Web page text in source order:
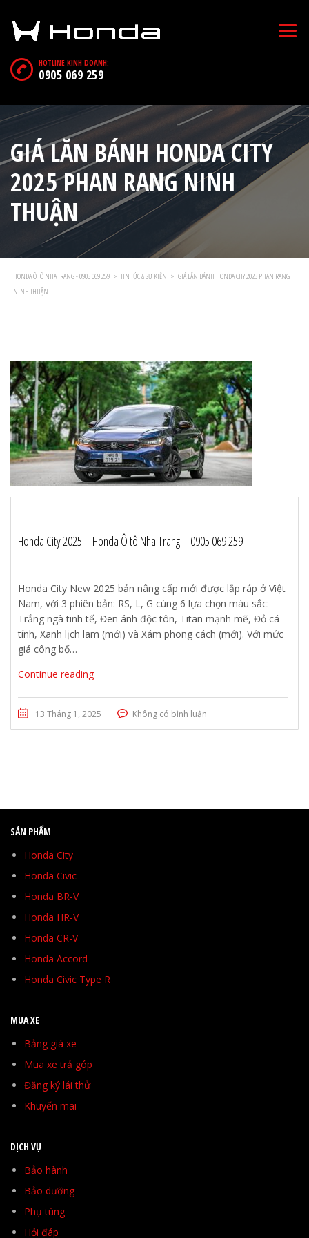
HOTLINE KINH DOANH:
0905 069 259
GIÁ LĂN BÁNH HONDA CITY
2025 PHAN RANG NINH
THUẬN
HONDA Ô TÔ NHA TRANG - 0905 069 259 > TIN TỨC & SỰ KIỆN > GIÁ LĂN BÁNH HONDA CITY 2025 PHAN RANG
NINH THUẬN
Honda City 2025 – Honda Ô tô Nha Trang – 0905 069 259
Honda City New 2025 bản nâng cấp mới được lắp ráp ở Việt
Nam, với 3 phiên bản: RS, L, G cùng 6 lựa chọn màu sắc:
Trắng ngà tinh tế, Đen ánh độc tôn, Titan mạnh mẽ, Đỏ cá
tính, Xanh lịch lãm (mới) và Xám phong cách (mới). Với mức
giá công bố…
Continue reading
13 Tháng 1, 2025 Không có bình luận
SẢN PHẨM
Honda City
Honda Civic
Honda BR-V
Honda HR-V
Honda CR-V
Honda Accord
Honda Civic Type R
MUA XE
Bảng giá xe
Mua xe trả góp
Đăng ký lái thử
Khuyến mãi
DỊCH VỤ
Bảo hành
Bảo dưỡng
Phụ tùng
Hỏi đáp